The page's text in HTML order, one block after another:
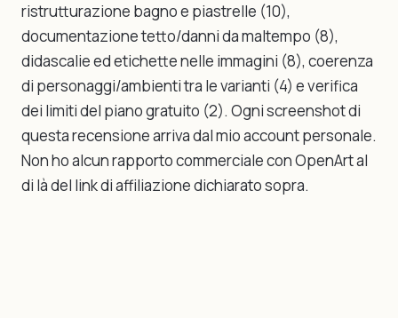
ristrutturazione bagno e piastrelle (10),
documentazione tetto/danni da maltempo (8),
didascalie ed etichette nelle immagini (8), coerenza
di personaggi/ambienti tra le varianti (4) e verifica
dei limiti del piano gratuito (2). Ogni screenshot di
questa recensione arriva dal mio account personale.
Non ho alcun rapporto commerciale con OpenArt al
di là del link di affiliazione dichiarato sopra.